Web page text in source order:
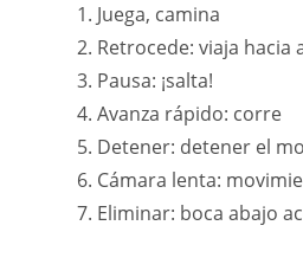
Juega, camina
Retrocede: viaja hacia
Pausa: ¡salta!
Avanza rápido: corre
Detener: detener el
Cámara lenta:
Eliminar: boca abajo